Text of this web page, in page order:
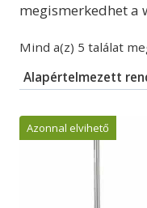
megismerkedhet a
Mind a(z) 5 találat
Azonnal elvihető